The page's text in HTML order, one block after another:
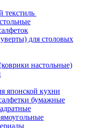
текстиль
для столовых
настольные)
японской кухни
бумажные